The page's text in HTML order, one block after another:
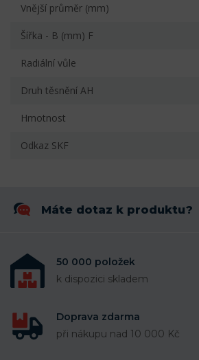
Vnější průměr (mm)
Šířka - B (mm) F
Radiální vůle
Druh těsnění AH
Hmotnost
Odkaz SKF
Máte dotaz k produktu?
50 000 položek
k dispozici skladem
Doprava zdarma
při nákupu nad 10 000 Kč